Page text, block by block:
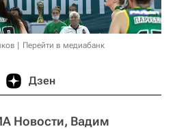
Перейти в медиабанк
Дзен
Новости, Вадим